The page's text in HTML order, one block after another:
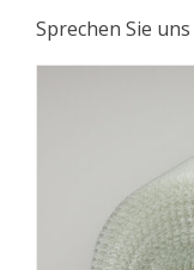
Sprechen Sie uns